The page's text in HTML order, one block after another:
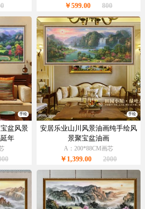
￥599.00 800
手绘
盆风景
年
手绘
安居乐业山川风景油画纯手绘风
景聚宝盆油画
A：200*88CM画芯
￥1,399.00 2000